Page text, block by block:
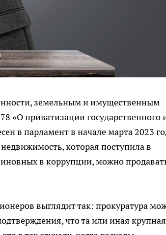
земельным и имущественным
«О приватизации государственного
в парламент в начале марта 2023
которая поступила в
в коррупции, можно
выглядит так: прокуратура
что та или иная крупная